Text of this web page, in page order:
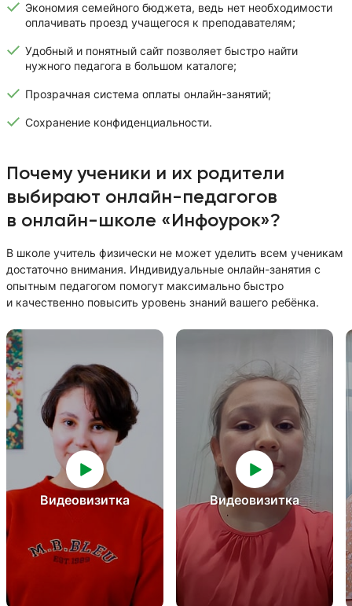
Экономия семейного бюджета, ведь нет необходимости
оплачивать проезд учащегося к преподавателям;
Удобный и понятный сайт позволяет быстро найти
нужного педагога в большом каталоге;
Прозрачная система оплаты онлайн-занятий;
Сохранение конфиденциальности.
Почему ученики и их родители
выбирают онлайн-педагогов
в онлайн-школе «Инфоурок»?
В школе учитель физически не может уделить всем ученикам
достаточно внимания. Индивидуальные онлайн-занятия с
опытным педагогом помогут максимально быстро
и качественно повысить уровень знаний вашего ребёнка.
Видеовизитка Видеовизитка